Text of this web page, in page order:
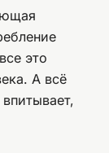
это
А всё